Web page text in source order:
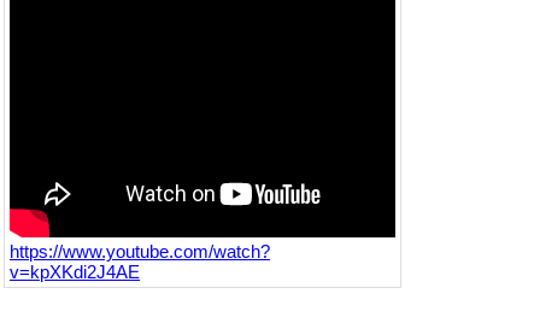
https://www.youtube.com/watch?
v=kpXKdi2J4AE